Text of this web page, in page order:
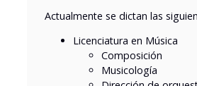
Actualmente se dictan las
Licenciatura en Música
Composición
Musicología